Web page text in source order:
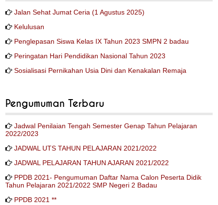
Jalan Sehat Jumat Ceria (1 Agustus 2025)
Kelulusan
Penglepasan Siswa Kelas IX Tahun 2023 SMPN 2 badau
Peringatan Hari Pendidikan Nasional Tahun 2023
Sosialisasi Pernikahan Usia Dini dan Kenakalan Remaja
Pengumuman Terbaru
Jadwal Penilaian Tengah Semester Genap Tahun Pelajaran
2022/2023
JADWAL UTS TAHUN PELAJARAN 2021/2022
JADWAL PELAJARAN TAHUN AJARAN 2021/2022
PPDB 2021- Pengumuman Daftar Nama Calon Peserta Didik
Tahun Pelajaran 2021/2022 SMP Negeri 2 Badau
PPDB 2021 **